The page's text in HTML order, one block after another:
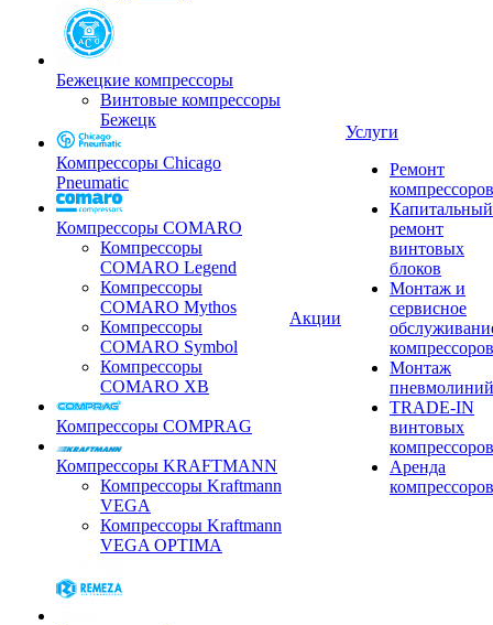
Бежецкие компрессоры
Винтовые компрессоры
Бежецк
Компрессоры Chicago
Pneumatic
Компрессоры COMARO
Компрессоры
COMARO Legend
Компрессоры
COMARO Mythos
Компрессоры
COMARO Symbol
Компрессоры
COMARO XB
Компрессоры COMPRAG
Компрессоры KRAFTMANN
Компрессоры Kraftmann
VEGA
Компрессоры Kraftmann
VEGA OPTIMA
Акции
Услуги
Ремонт
компрессоров
Капитальный
ремонт
винтовых
блоков
Монтаж и
сервисное
компрессоров
Монтаж
пневмолиний
TRADE-IN
винтовых
компрессоров
Аренда
компрессоров